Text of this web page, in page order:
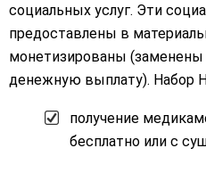
социальных услуг. Эти
предоставлены в
монетизированы
денежную выплату). Набор
получение
бесплатно или с